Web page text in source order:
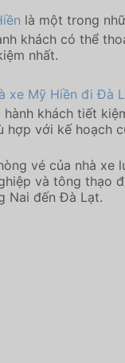
là một trong
khách có thể
nhất.
xe Mỹ Hiền đi Đà
khách tiết
hợp với kế hoạch
vé của nhà
và tông thạo
Nai đến Đà Lạt.